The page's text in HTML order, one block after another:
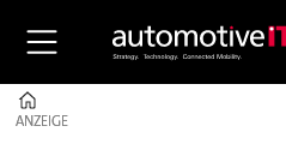
ANZEIGE
ANZEIGE